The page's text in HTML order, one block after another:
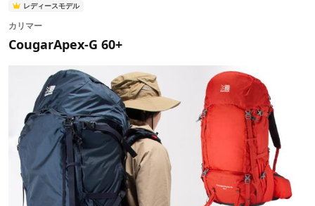
レディースモデル
カリマー
CougarApex-G 60+